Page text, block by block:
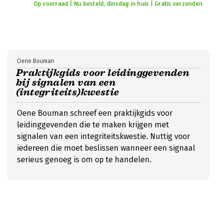
Op voorraad | Nu besteld, dinsdag in huis | Gratis verzonden
Praktijkgids voor leidinggevenden
bij signalen van een
(integriteits)kwestie
Oene Bouman
Oene Bouman schreef een praktijkgids voor
leidinggevenden die te maken krijgen met
signalen van een integriteitskwestie. Nuttig voor
iedereen die moet beslissen wanneer een signaal
serieus genoeg is om op te handelen.